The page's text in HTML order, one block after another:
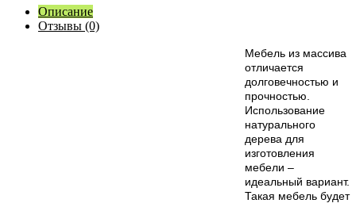
Описание
Отзывы (0)
Мебель из массива
отличается
долговечностью и
прочностью.
Использование
натурального
дерева для
изготовления
мебели –
идеальный вариант.
Такая мебель будет